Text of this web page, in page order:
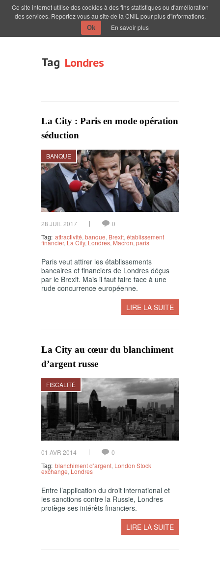
Tag Londres
La City : Paris en mode opération
séduction
BANQUE
28 JUIL 2017
0
Tag: attractivité banque Brexit établissement
financier, La City, Londres Macron paris
Paris veut attirer les établissements
bancaires et financiers de Londres déçus
par le Brexit. Mais il faut faire face à une
rude concurrence européenne.
LIRE LA SUITE
La City au cœur du blanchiment
d’argent russe
FISCALITÉ
01 AVR 2014
0
Tag: blanchiment d’argent London Stock
exchange Londres
Entre l’application du droit international et
les sanctions contre la Russie, Londres
protège ses intérêts financiers.
LIRE LA SUITE
Ce site internet utilise des cookies à des fins statistiques ou d'amélioration
des services. Reportez vous au site de la CNIL pour plus d'informations.
Ok En savoir plus